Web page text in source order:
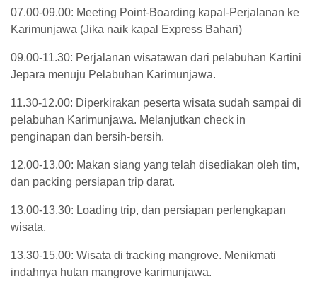
07.00-09.00: Meeting Point-Boarding kapal-Perjalanan ke
Karimunjawa (Jika naik kapal Express Bahari)
09.00-11.30: Perjalanan wisatawan dari pelabuhan Kartini
Jepara menuju Pelabuhan Karimunjawa.
11.30-12.00: Diperkirakan peserta wisata sudah sampai di
pelabuhan Karimunjawa. Melanjutkan check in
penginapan dan bersih-bersih.
12.00-13.00: Makan siang yang telah disediakan oleh tim,
dan packing persiapan trip darat.
13.00-13.30: Loading trip, dan persiapan perlengkapan
wisata.
13.30-15.00: Wisata di tracking mangrove. Menikmati
indahnya hutan mangrove karimunjawa.